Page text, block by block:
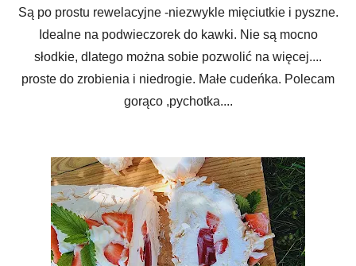
Są po prostu rewelacyjne -niezwykle mięciutkie i pyszne.
Idealne na podwieczorek do kawki. Nie są mocno
słodkie, dlatego można sobie pozwolić na więcej....
proste do zrobienia i niedrogie. Małe cudeńka. Polecam
gorąco ,pychotka....